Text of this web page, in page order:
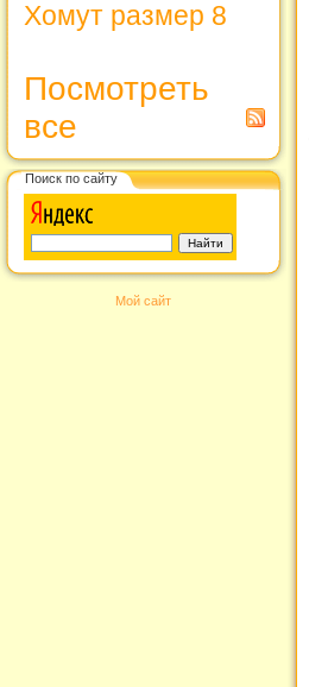
Хомут размер 8
Посмотреть
все
Поиск по сайту
Мой сайт